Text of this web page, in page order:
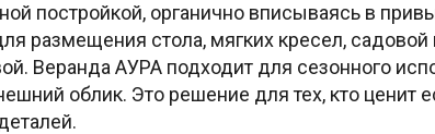
постройкой, органично вписываясь в
размещения стола, мягких кресел,
Веранда АУРА подходит для сезонного
облик. Это решение для тех, кто ценит